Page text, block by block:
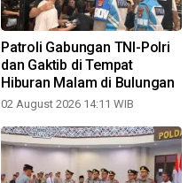
Patroli Gabungan TNI-Polri
dan Gaktib di Tempat
Hiburan Malam di Bulungan
02 August 2026 14:11 WIB